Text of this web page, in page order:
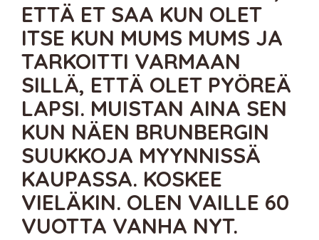
ETTÄ ET SAA KUN OLET
ITSE KUN MUMS MUMS JA
TARKOITTI VARMAAN
SILLÄ, ETTÄ OLET PYÖREÄ
LAPSI. MUISTAN AINA SEN
KUN NÄEN BRUNBERGIN
SUUKKOJA MYYNNISSÄ
KAUPASSA. KOSKEE
VIELÄKIN. OLEN VAILLE 60
VUOTTA VANHA NYT.